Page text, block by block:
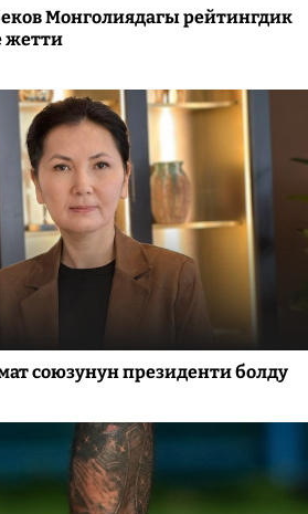
Монголиядагы рейтингдик
жетти
союзунун президенти болду